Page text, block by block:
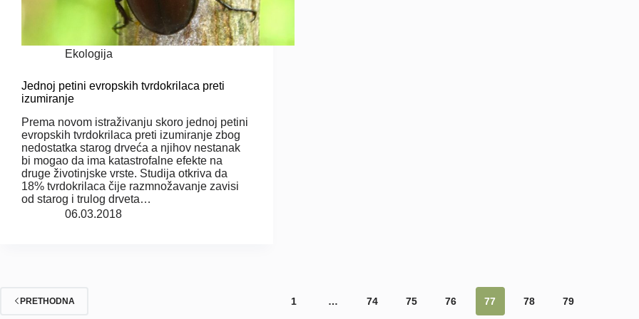
Ekologija
Jednoj petini evropskih tvrdokrilaca preti
izumiranje
Prema novom istraživanju skoro jednoj petini
evropskih tvrdokrilaca preti izumiranje zbog
nedostatka starog drveća a njihov nestanak
bi mogao da ima katastrofalne efekte na
druge životinjske vrste. Studija otkriva da
18% tvrdokrilaca čije razmnožavanje zavisi
od starog i trulog drveta…
06.03.2018
PRETHODNA 1 … 74 75 76 77 78 79